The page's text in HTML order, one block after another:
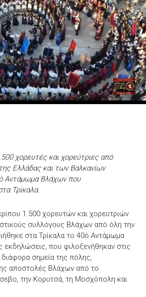
χορευτές και χορεύτριες από
Ελλάδας και των Βαλκανίων
Αντάμωμα Βλάχων που
Τρίκαλα.
1.500 χορευτών και χορευτριών
συλλόγους Βλάχων από όλη την
στα Τρίκαλα το 40ό Αντάμωμα
εκδηλώσεις, που φιλοξενήθηκαν στις
διάφορα σημεία της πόλης,
αποστολές Βλάχων από το
την Κορυτσά, τη Μοσχόπολη και